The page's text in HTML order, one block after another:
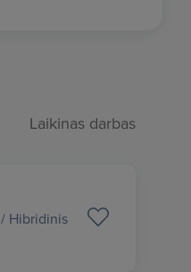
Laikinas darbas
/ Hibridinis